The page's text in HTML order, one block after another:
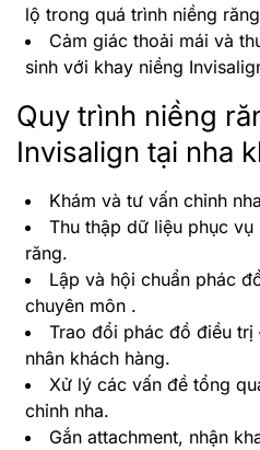
lộ trong quá trình niềng
Cảm giác thoải mái và
sinh với khay niềng
Quy trình niềng
Invisalign tại nha
Khám và tư vấn chỉnh
Thu thập dữ liệu phục
răng.
Lập và hội chuẩn phác
chuyên môn .
Trao đổi phác đồ điều trị
nhân khách hàng.
Xử lý các vấn đề tổng
chỉnh nha.
Gắn attachment, nhận